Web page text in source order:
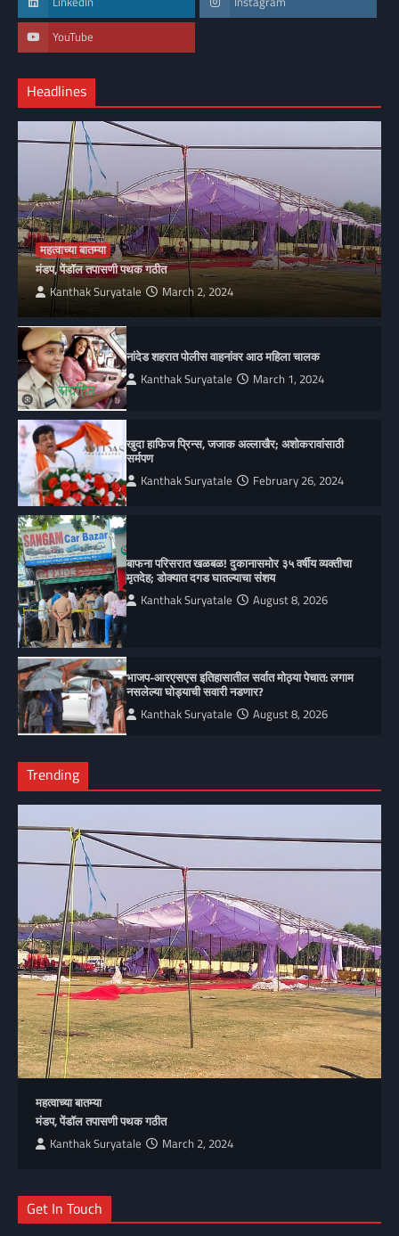
YouTube
Headlines
महत्वाच्या बातम्या
मंडप, पेंडॉल तपासणी पथक गठीत
Kanthak Suryatale March 2, 2024
नांदेड शहरात पोलीस वाहनांवर आठ महिला चालक
Kanthak Suryatale March 1, 2024
खुदा हाफिज प्रिन्स, जजाक अल्लाखैर; अशोकरावांसाठी
सर्मपण
Kanthak Suryatale February 26, 2024
बाफना परिसरात खळबळ! दुकानासमोर ३५ वर्षीय व्यक्तीचा
मृतदेह; डोक्यात दगड घातल्याचा संशय
Kanthak Suryatale August 8, 2026
भाजप-आरएसएस इतिहासातील सर्वात मोठ्या पेचात: लगाम
नसलेल्या घोड्याची सवारी नडणार?
Kanthak Suryatale August 8, 2026
Trending
महत्वाच्या बातम्या
मंडप, पेंडॉल तपासणी पथक गठीत
Kanthak Suryatale March 2, 2024
Get In Touch